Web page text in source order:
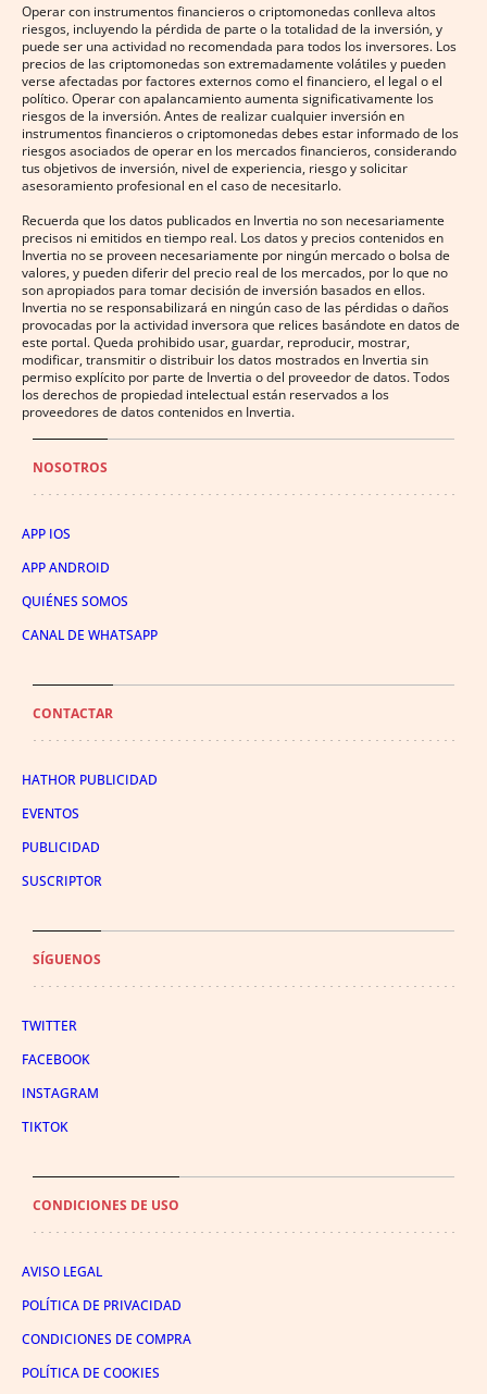
Operar con instrumentos financieros o criptomonedas conlleva altos
riesgos, incluyendo la pérdida de parte o la totalidad de la inversión, y
puede ser una actividad no recomendada para todos los inversores. Los
precios de las criptomonedas son extremadamente volátiles y pueden
verse afectadas por factores externos como el financiero, el legal o el
político. Operar con apalancamiento aumenta significativamente los
riesgos de la inversión. Antes de realizar cualquier inversión en
instrumentos financieros o criptomonedas debes estar informado de los
riesgos asociados de operar en los mercados financieros, considerando
tus objetivos de inversión, nivel de experiencia, riesgo y solicitar
asesoramiento profesional en el caso de necesitarlo.
Recuerda que los datos publicados en Invertia no son necesariamente
precisos ni emitidos en tiempo real. Los datos y precios contenidos en
Invertia no se proveen necesariamente por ningún mercado o bolsa de
valores, y pueden diferir del precio real de los mercados, por lo que no
son apropiados para tomar decisión de inversión basados en ellos.
Invertia no se responsabilizará en ningún caso de las pérdidas o daños
provocadas por la actividad inversora que relices basándote en datos de
este portal. Queda prohibido usar, guardar, reproducir, mostrar,
modificar, transmitir o distribuir los datos mostrados en Invertia sin
permiso explícito por parte de Invertia o del proveedor de datos. Todos
los derechos de propiedad intelectual están reservados a los
proveedores de datos contenidos en Invertia.
NOSOTROS
APP IOS
APP ANDROID
QUIÉNES SOMOS
CANAL DE WHATSAPP
CONTACTAR
HATHOR PUBLICIDAD
EVENTOS
PUBLICIDAD
SUSCRIPTOR
SÍGUENOS
TWITTER
FACEBOOK
INSTAGRAM
TIKTOK
CONDICIONES DE USO
AVISO LEGAL
POLÍTICA DE PRIVACIDAD
CONDICIONES DE COMPRA
POLÍTICA DE COOKIES